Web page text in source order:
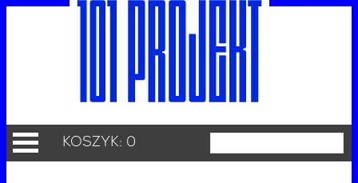
KOSZYK: 0